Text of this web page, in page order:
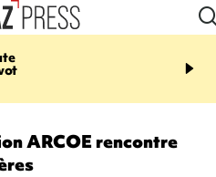
20:17
routière, concours de
ARCOE rencontre